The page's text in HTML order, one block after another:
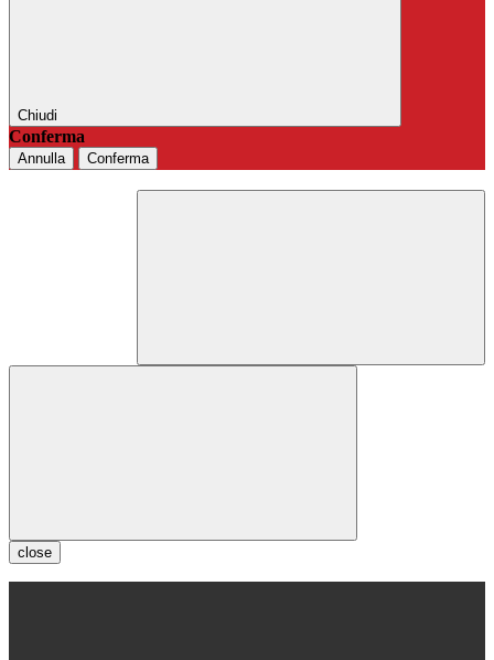
Chiudi
Conferma
Annulla Conferma
close